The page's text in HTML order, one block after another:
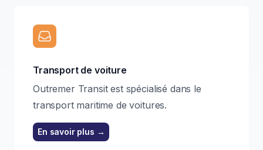
Transport de voiture
Outremer Transit est spécialisé dans le
transport maritime de voitures.
En savoir plus →